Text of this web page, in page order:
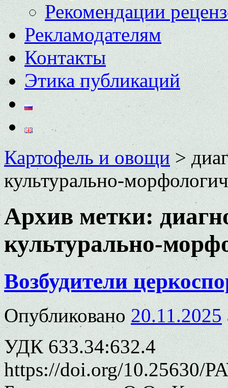
Рекомендации
Рекламодателям
Контакты
Этика публикаций
Картофель и овощи>
культурально-
Архив метки:
культурально-
Возбудители
Опубликовано 20.11.2025
УДК 633.34:632.4
https://doi.org/10.25630/